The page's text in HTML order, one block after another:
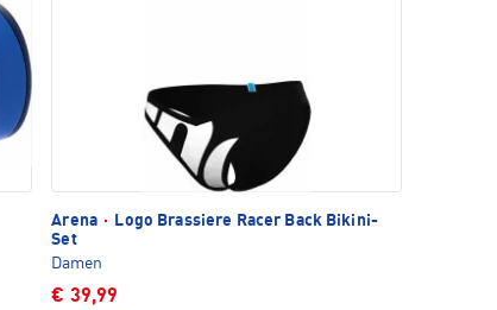
Arena ·
Logo Brassiere Racer Back Bikini-
Set
Damen
€ 39,99